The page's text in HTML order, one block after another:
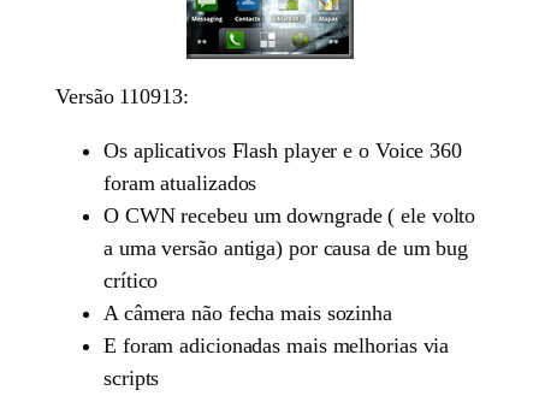
Versão 110913:
Os aplicativos Flash player e o Voice 360
foram atualizados
O CWN recebeu um downgrade ( ele volto
a uma versão antiga) por causa de um bug
crítico
A câmera não fecha mais sozinha
E foram adicionadas mais melhorias via
scripts